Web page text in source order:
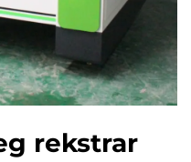
rekstrar